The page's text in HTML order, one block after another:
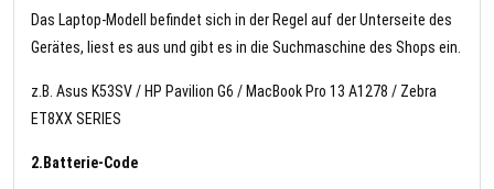
Das Laptop-Modell befindet sich in der Regel auf der Unterseite des
Gerätes, liest es aus und gibt es in die Suchmaschine des Shops ein.
z.B. Asus K53SV / HP Pavilion G6 / MacBook Pro 13 A1278 / Zebra
ET8XX SERIES
2.Batterie-Code